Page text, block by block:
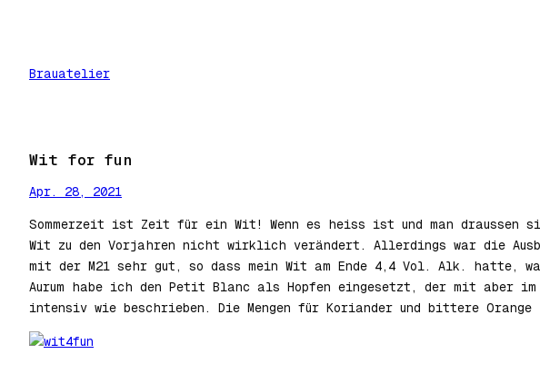
Brauatelier
Wit for fun
Apr. 28, 2021
Sommerzeit ist Zeit für ein Wit! Wenn es heiss ist und man draussen
Wit zu den Vorjahren nicht wirklich verändert. Allerdings war die
mit der M21 sehr gut, so dass mein Wit am Ende 4,4 Vol. Alk.
Aurum habe ich den Petit Blanc als Hopfen eingesetzt, der mit aber
intensiv wie beschrieben. Die Mengen für Koriander und bittere